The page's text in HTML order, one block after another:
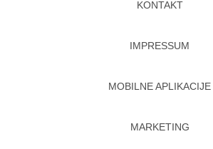
KONTAKT
IMPRESSUM
MOBILNE APLIKACIJE
MARKETING